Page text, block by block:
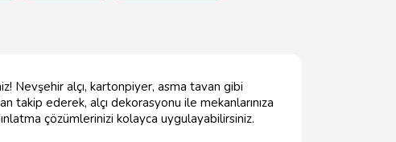
Nevşehir alçı, kartonpiyer, asma tavan gibi
takip ederek, alçı dekorasyonu ile mekanlarınıza
çözümlerinizi kolayca uygulayabilirsiniz.